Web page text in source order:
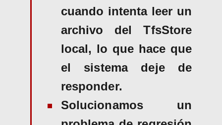
cuando intenta leer un
archivo del TfsStore
local, lo que hace que
el sistema deje de
responder.
Solucionamos un